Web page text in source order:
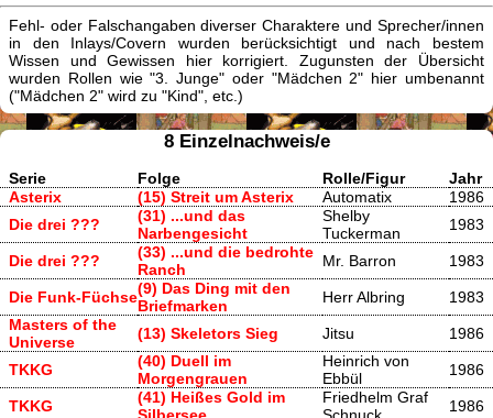
Fehl- oder Falschangaben diverser Charaktere und Sprecher/innen
in den Inlays/Covern wurden berücksichtigt und nach bestem
Wissen und Gewissen hier korrigiert. Zugunsten der Übersicht
wurden Rollen wie "3. Junge" oder "Mädchen 2" hier umbenannt
("Mädchen 2" wird zu "Kind", etc.)
8 Einzelnachweis/e
Serie Folge Rolle/Figur
Jahr
Asterix
(15) Streit um Asterix Automatix
1986
Die drei ???
(31) ...und das
Narbengesicht
Shelby
Tuckerman
1983
Die drei ???
(33) ...und die bedrohte
Ranch
Mr. Barron 1983
Die Funk-Füchse(9) Das Ding mit den
Briefmarken
Herr Albring
1983
Masters of the
Universe
(13) Skeletors Sieg Jitsu 1986
TKKG
(40) Duell im
Morgengrauen
Heinrich von
Ebbül
1986
TKKG
(41) Heißes Gold im
Silbersee
Friedhelm Graf
Schnuck
1986